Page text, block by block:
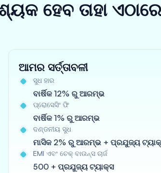
ହେବ ତାହା ଏଠାରେ
ଆମର ସର୍ତ୍ତାବଳୀ
ସୁଧ ହାର
ବାର୍ଷିକ 12% ରୁ ଆରମ୍ଭ
ପ୍ରୋସେସିଂ ଫି
ବାର୍ଷିକ 1% ରୁ ଆରମ୍ଭ
ଦଣ୍ଡନୀୟ ସୁଧ
ମାସିକ 2% ରୁ ଆରମ୍ଭ + ପ୍ରଯୁଜ୍ୟ
EMI ଏବଂ ଚେକ୍ ବାଉନ୍ସ ଚାର୍ଜ
500 + ପ୍ରଯୁଜ୍ୟ ଟ୍ୟାକ୍ସ